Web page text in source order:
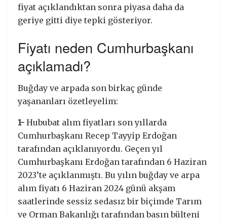
fiyat açıklandıktan sonra piyasa daha da
geriye gitti diye tepki gösteriyor.
Fiyatı neden Cumhurbaşkanı
açıklamadı?
Buğday ve arpada son birkaç günde
yaşananları özetleyelim:
1- Hububat alım fiyatları son yıllarda
Cumhurbaşkanı Recep Tayyip Erdoğan
tarafından açıklanıyordu. Geçen yıl
Cumhurbaşkanı Erdoğan tarafından 6 Haziran
2023’te açıklanmıştı. Bu yılın buğday ve arpa
alım fiyatı 6 Haziran 2024 günü akşam
saatlerinde sessiz sedasız bir biçimde Tarım
ve Orman Bakanlığı tarafından basın bülteni